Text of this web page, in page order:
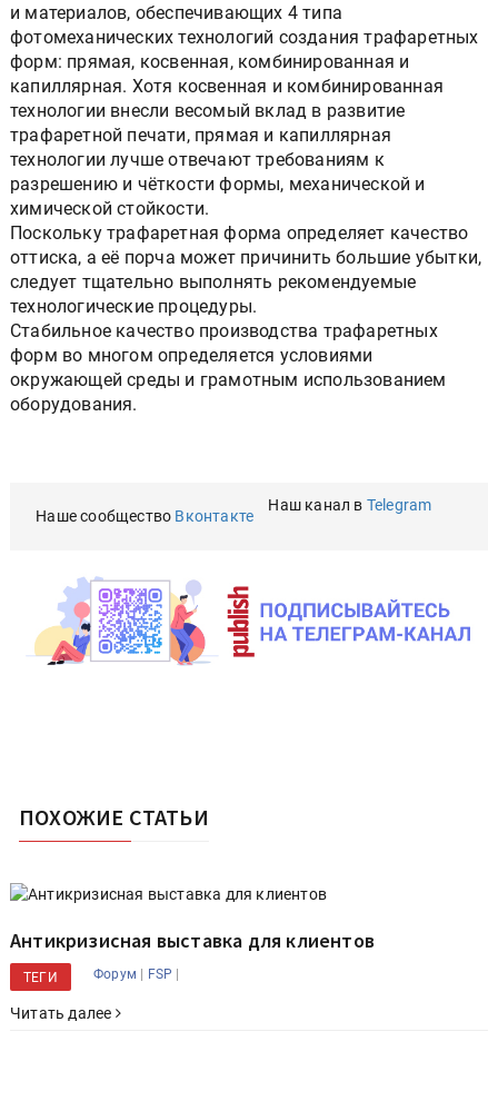
и материалов, обеспечивающих 4 типа
фотомеханических технологий создания трафаретных
форм: прямая, косвенная, комбинированная и
капиллярная. Хотя косвенная и комбинированная
технологии внесли весомый вклад в развитие
трафаретной печати, прямая и капиллярная
технологии лучше отвечают требованиям к
разрешению и чёткости формы, механической и
химической стойкости.
Поскольку трафаретная форма определяет качество
оттиска, а её порча может причинить большие убытки,
следует тщательно выполнять рекомендуемые
технологические процедуры.
Стабильное качество производства трафаретных
форм во многом определяется условиями
окружающей среды и грамотным использованием
оборудования.
Наше сообщество Вконтакте
Наш канал в Telegram
ПОХОЖИЕ СТАТЬИ
Антикризисная выставка для клиентов
ТЕГИ Форум | FSP |
Читать далее